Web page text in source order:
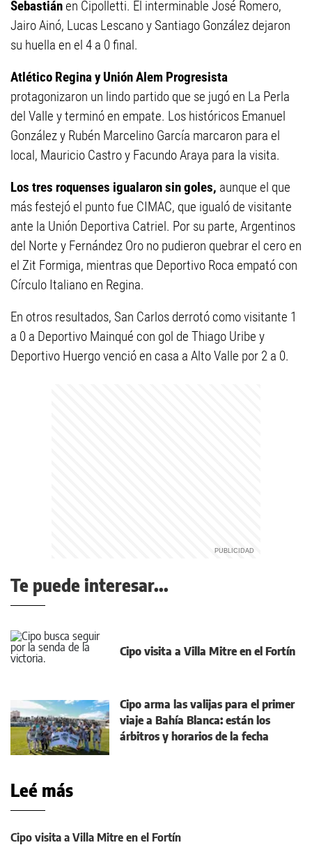
Sebastiánen Cipolletti. El interminable José Romero,
Jairo Ainó, Lucas Lescano y Santiago González dejaron
su huella en el 4 a 0 final.
Atlético Regina y Unión Alem Progresista
protagonizaron un lindo partido que se jugó en La Perla
del Valle y terminó en empate. Los históricos Emanuel
González y Rubén Marcelino García marcaron para el
local, Mauricio Castro y Facundo Araya para la visita.
Los tres roquenses igualaron sin goles, aunque el que
más festejó el punto fue CIMAC, que igualó de visitante
ante la Unión Deportiva Catriel. Por su parte, Argentinos
del Norte y Fernández Oro no pudieron quebrar el cero en
el Zit Formiga, mientras que Deportivo Roca empató con
Círculo Italiano en Regina.
En otros resultados, San Carlos derrotó como visitante 1
a 0 a Deportivo Mainqué con gol de Thiago Uribe y
Deportivo Huergo venció en casa a Alto Valle por 2 a 0.
Te puede interesar...
Cipo visita a Villa Mitre en el Fortín
Cipo arma las valijas para el primer
viaje a Bahía Blanca: están los
árbitros y horarios de la fecha
Leé más
Cipo visita a Villa Mitre en el Fortín